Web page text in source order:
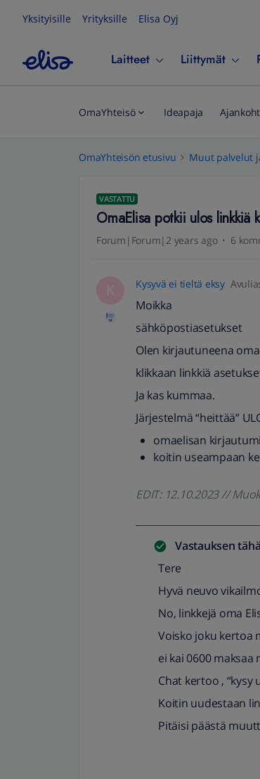
Yksityisille Yrityksille Elisa Oyj
Laitteet Liittymät
OmaYhteisö Ideapaja
OmaYhteisön etusivu Muut palvelut
VASTATTU
OmaElisa potkii ulos linkkiä
Forum|Forum|2 years ago 6
K Kysyvä ei tieltä eksy
Moikka
sähköpostiasetukset
Olen kirjautuneena
klikkaan linkkiä
Ja kas kummaa.
Järjestelmä “heittää”
omaelisan
koitin useampaan
EDIT: 12.10.2023 //
Vastauksen
Tere
Hyvä neuvo
No, linkkejä oma
Voisko joku kertoa
ei kai 0600 maksaa
Chat kertoo ,
Koitin uudestaan
Pitäisi päästä